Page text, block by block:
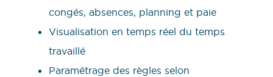
congés, absences, planning et paie
Visualisation en temps réel du temps
travaillé
Paramétrage des règles selon